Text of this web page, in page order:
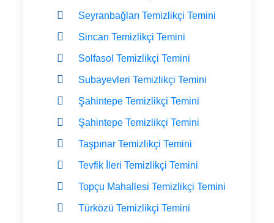
Seyranbağları Temizlikçi Temini
Sincan Temizlikçi Temini
Solfasol Temizlikçi Temini
Subayevleri Temizlikçi Temini
Şahintepe Temizlikçi Temini
Şahintepe Temizlikçi Temini
Taşpınar Temizlikçi Temini
Tevfik İleri Temizlikçi Temini
Topçu Mahallesi Temizlikçi Temini
Türközü Temizlikçi Temini